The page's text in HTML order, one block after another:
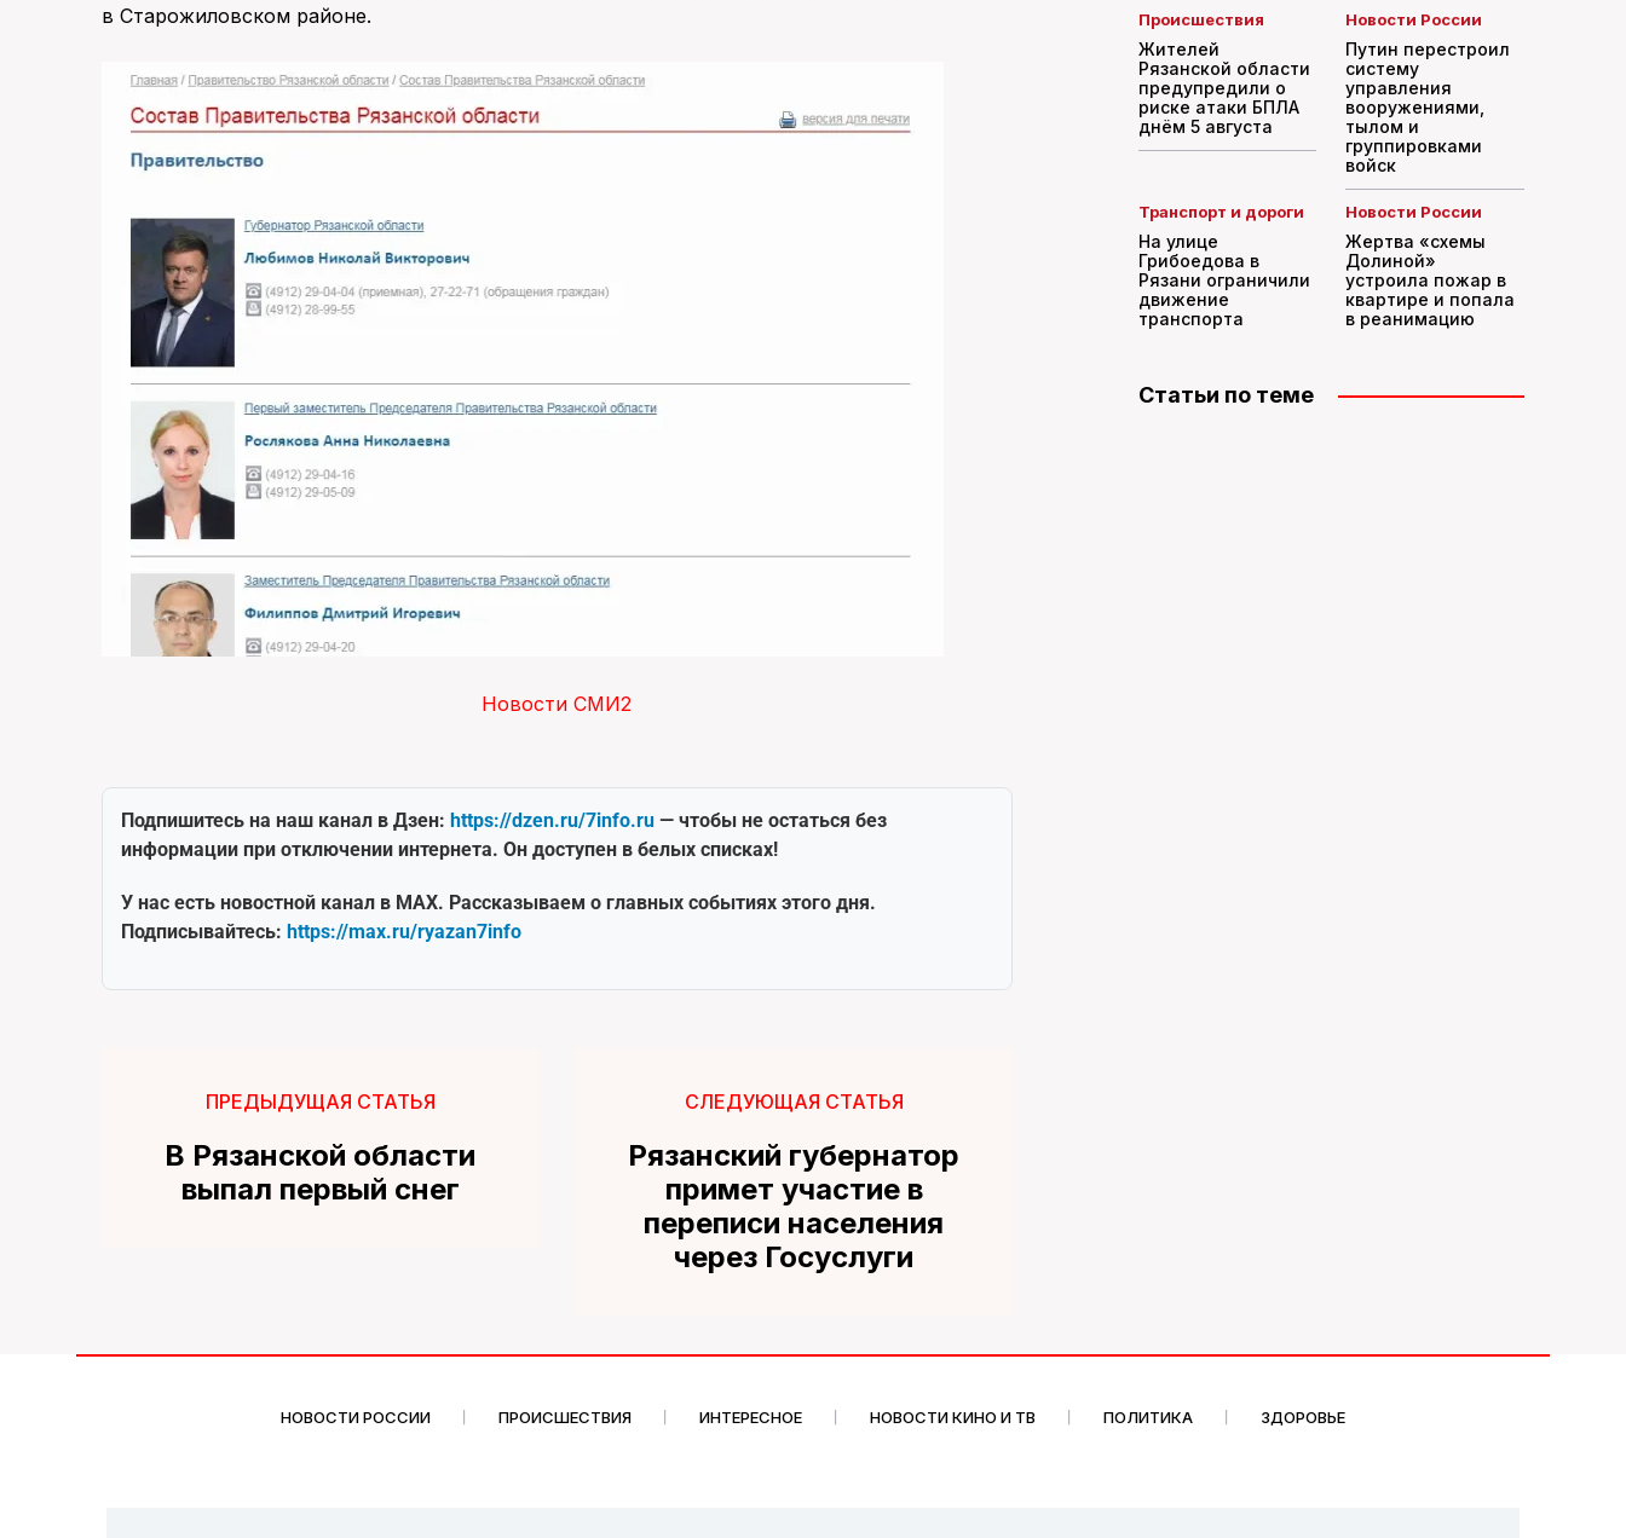
в Старожиловском районе.
Новости СМИ2
Подпишитесь на наш канал в Дзен: https://dzen.ru/7info.ru — чтобы не остаться без
информации при отключении интернета. Он доступен в белых списках!
У нас есть новостной канал в MAX. Рассказываем о главных событиях этого дня.
Подписывайтесь: https://max.ru/ryazan7info
ПРЕДЫДУЩАЯ СТАТЬЯ
В Рязанской области
выпал первый снег
СЛЕДУЮЩАЯ СТАТЬЯ
Рязанский губернатор
примет участие в
переписи населения
через Госуслуги
Происшествия
Жителей
Рязанской области
предупредили о
риске атаки БПЛА
днём 5 августа
Новости России
Путин перестроил
систему
управления
вооружениями,
тылом и
группировками
войск
Транспорт и дороги
На улице
Грибоедова в
Рязани ограничили
движение
транспорта
Новости России
Жертва «схемы
Долиной»
устроила пожар в
квартире и попала
в реанимацию
Статьи по теме
НОВОСТИ РОССИИ ПРОИСШЕСТВИЯ ИНТЕРЕСНОЕ НОВОСТИ КИНО И ТВ ПОЛИТИКА ЗДОРОВЬЕ